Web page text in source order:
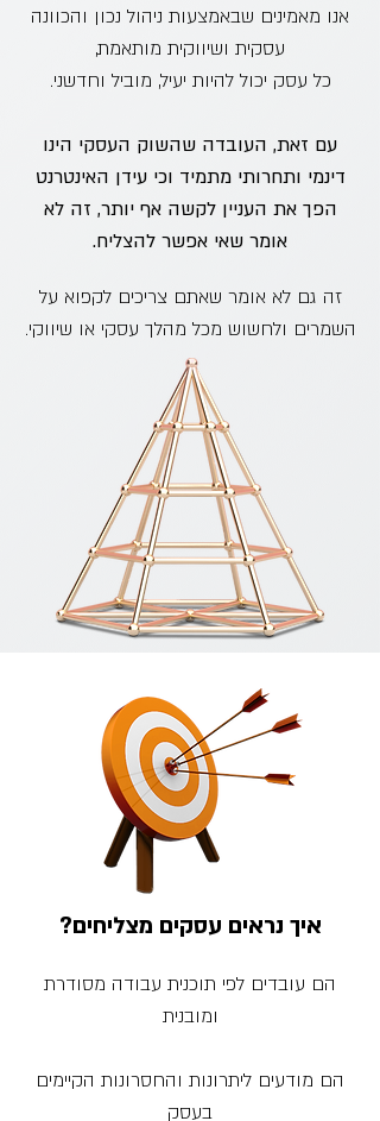
אנו מאמינים שבאמצעות ניהול נכון והכוונה
עסקית ושיווקית מותאמת,
כל עסק יכול להיות יעיל, מוביל וחדשני.
עם זאת, העובדה שהשוק העסקי הינו
דינמי ותחרותי מתמיד וכי עידן האינטרנט
הפךאת העניין לקשה אף יותר, זה לא
אומר שאי אפשר להצליח.
זה גם לא אומר שאתם צריכים לקפוא על
השמרים ולחשוש מכל מהלך עסקי או שיווקי.
איך נראים עסקים מצליחים?
הם עובדים לפי תוכנית עבודה מסודרת
ומובנית
הם מודעים ליתרונות והחסרונות הקיימים
בעסק